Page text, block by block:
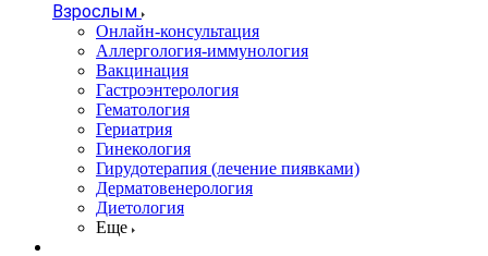
Взрослым
Онлайн-консультация
Аллергология-иммунология
Вакцинация
Гастроэнтерология
Гематология
Гериатрия
Гинекология
Гирудотерапия (лечение пиявками)
Дерматовенерология
Диетология
Еще